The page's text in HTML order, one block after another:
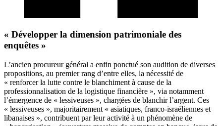
« Développer la dimension patrimoniale des
enquêtes »
L’ancien procureur général a enfin ponctué son audition de diverses
propositions, au premier rang d’entre elles, la nécessité de
« renforcer la lutte contre le blanchiment à cause de la
professionnalisation de la logistique financière », via notamment
l’émergence de « lessiveuses », chargées de blanchir l’argent. Ces
« lessiveuses », majoritairement « asiatiques, franco-israéliennes et
libanaises », contribuent par leur activité à un phénomène de